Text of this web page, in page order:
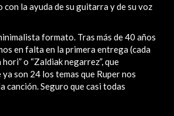
la ayuda de su guitarra y de su voz
formato. Tras más de 40 años
en falta en la primera entrega (cada
o “Zaldiak negarrez”, que
son 24 los temas que Ruper nos
canción. Seguro que casi todas